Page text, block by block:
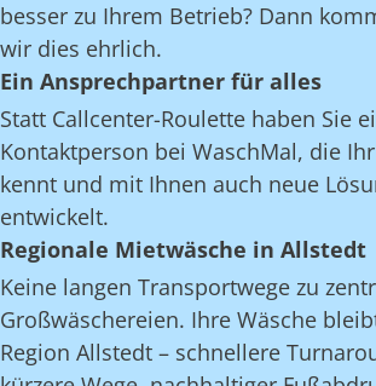
besser zu Ihrem Betrieb? Dann
wir dies ehrlich.
Ein Ansprechpartner für alles
Statt Callcenter-Roulette haben Sie
Kontaktperson bei WaschMal, die
kennt und mit Ihnen auch neue
entwickelt.
Regionale Mietwäsche in Allstedt
Keine langen Transportwege zu
Großwäschereien. Ihre Wäsche
Region Allstedt – schnellere